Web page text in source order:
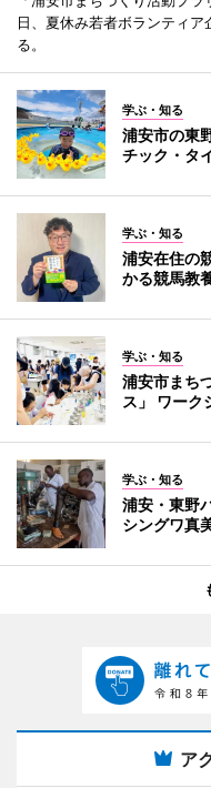
日、夏休み若者ボランティ
る。
学ぶ・知る
浦安市の東
チック・タ
学ぶ・知る
浦安在住の
かる競馬教
学ぶ・知る
浦安市まち
ス」 ワーク
学ぶ・知る
浦安・東野
シングワ真
ア